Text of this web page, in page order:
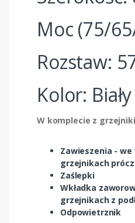
Moc (75/
Rozstaw:
Kolor: Biały
W komplecie z
Zawieszenia -
grzejnikach
Zaślepki
Wkładka
grzejnikach z
Odpowietrznik